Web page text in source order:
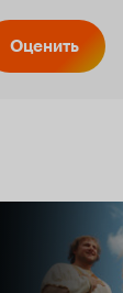
Оценить